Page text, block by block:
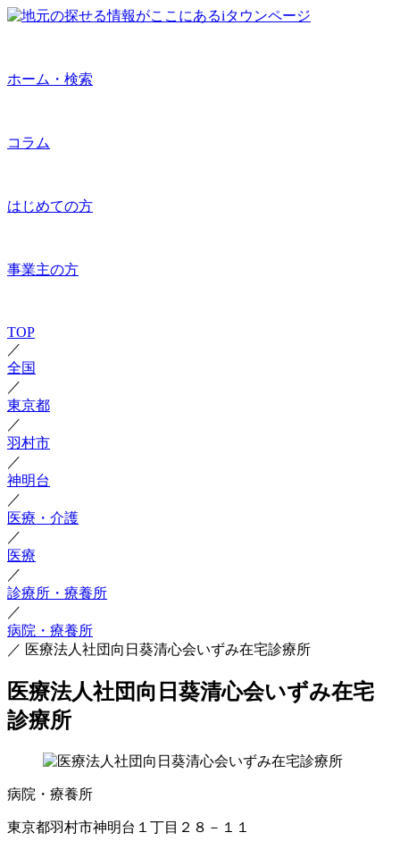
ホーム・検索
コラム
はじめての方
事業主の方
TOP
／
全国
／
東京都
／
羽村市
／
神明台
／
医療・介護
／
医療
／
診療所・療養所
／
病院・療養所
／ 医療法人社団向日葵清心会いずみ在宅診療所
医療法人社団向日葵清心会いずみ在宅
診療所
病院・療養所
東京都羽村市神明台１丁目２８－１１